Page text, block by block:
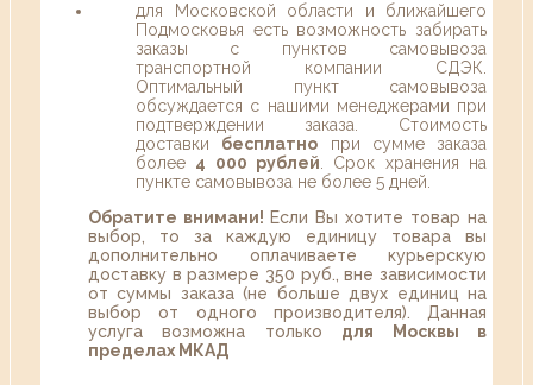
для Московской области и ближайшего
Подмосковья есть возможность забирать
заказы с пунктов самовывоза
транспортной компании СДЭК.
Оптимальный пункт самовывоза
обсуждается с нашими менеджерами при
подтверждении заказа. Стоимость
доставки бесплатно при сумме заказа
более 4 000 рублей . Срок хранения на
пункте самовывоза не более 5 дней.
Обратите внимани! Если Вы хотите товар на
выбор, то за каждую единицу товара вы
дополнительно оплачиваете курьерскую
доставку в размере 350 руб., вне зависимости
от суммы заказа (не больше двух единиц на
выбор от одного производителя). Данная
услуга возможна только для Москвы в
пределах МКАД